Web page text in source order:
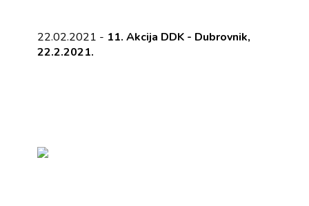
22.02.2021 - 11. Akcija DDK - Dubrovnik,
22.2.2021.